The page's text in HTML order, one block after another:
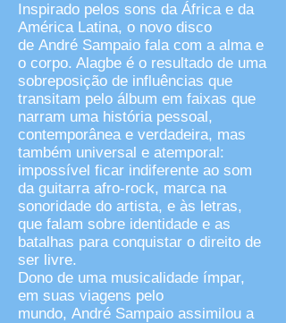
Inspirado pelos sons da África e da
América Latina, o novo disco
de André Sampaio fala com a alma e
o corpo. Alagbe é o resultado de uma
sobreposição de influências que
transitam pelo álbum em faixas que
narram uma história pessoal,
contemporânea e verdadeira, mas
também universal e atemporal:
impossível ficar indiferente ao som
da guitarra afro-rock, marca na
sonoridade do artista, e às letras,
que falam sobre identidade e as
batalhas para conquistar o direito de
ser livre.
Dono de uma musicalidade ímpar,
em suas viagens pelo
mundo, André Sampaio assimilou a